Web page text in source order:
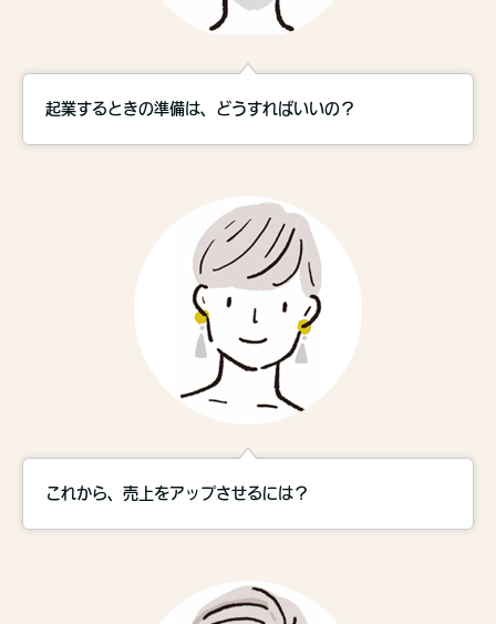
起業するときの準備は、どうすればいいの？
これから、売上をアップさせるには？